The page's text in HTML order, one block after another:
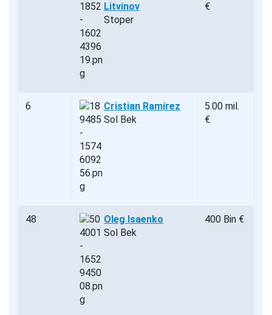
Litvinov
Stoper
€
6
Cristian Ramírez
Sol Bek
5.00 mil.
€
48
Oleg Isaenko
Sol Bek
400 Bin €